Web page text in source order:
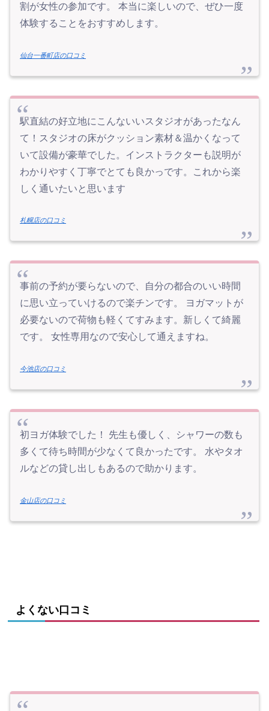
割が女性の参加です。 本当に楽しいので、ぜひ一度
体験することをおすすめします。
仙台一番町店の口コミ
駅直結の好立地にこんないいスタジオがあったなん
て！スタジオの床がクッション素材＆温かくなって
いて設備が豪華でした。インストラクターも説明が
わかりやすく丁寧でとても良かっです。これから楽
しく通いたいと思います
札幌店の口コミ
事前の予約が要らないので、自分の都合のいい時間
に思い立っていけるので楽チンです。 ヨガマットが
必要ないので荷物も軽くてすみます。新しくて綺麗
です。 女性専用なので安心して通えますね。
今池店の口コミ
初ヨガ体験でした！ 先生も優しく、シャワーの数も
多くて待ち時間が少なくて良かったです。 水やタオ
ルなどの貸し出しもあるので助かります。
金山店の口コミ
よくない口コミ